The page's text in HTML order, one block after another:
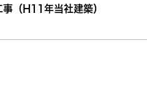
（H11年当社建築）